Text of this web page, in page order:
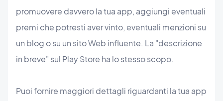
promuovere davvero la tua app, aggiungi eventuali
premi che potresti aver vinto, eventuali menzioni su
un blog o su un sito Web influente. La "descrizione
in breve" sul Play Store ha lo stesso scopo.
Puoi fornire maggiori dettagli riguardanti la tua app